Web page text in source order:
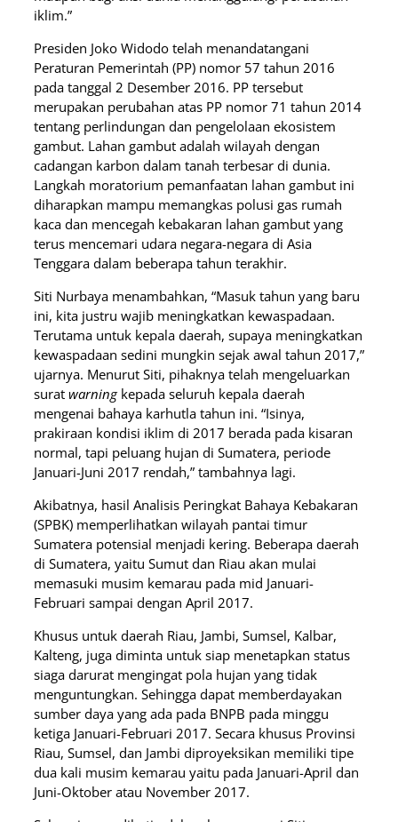
iklim.”
Presiden Joko Widodo telah menandatangani
Peraturan Pemerintah (PP) nomor 57 tahun 2016
pada tanggal 2 Desember 2016. PP tersebut
merupakan perubahan atas PP nomor 71 tahun 2014
tentang perlindungan dan pengelolaan ekosistem
gambut. Lahan gambut adalah wilayah dengan
cadangan karbon dalam tanah terbesar di dunia.
Langkah moratorium pemanfaatan lahan gambut ini
diharapkan mampu memangkas polusi gas rumah
kaca dan mencegah kebakaran lahan gambut yang
terus mencemari udara negara-negara di Asia
Tenggara dalam beberapa tahun terakhir.
Siti Nurbaya menambahkan, “Masuk tahun yang baru
ini, kita justru wajib meningkatkan kewaspadaan.
Terutama untuk kepala daerah, supaya meningkatkan
kewaspadaan sedini mungkin sejak awal tahun 2017,”
ujarnya. Menurut Siti, pihaknya telah mengeluarkan
surat warningkepada seluruh kepala daerah
mengenai bahaya karhutla tahun ini. “Isinya,
prakiraan kondisi iklim di 2017 berada pada kisaran
normal, tapi peluang hujan di Sumatera, periode
Januari-Juni 2017 rendah,” tambahnya lagi.
Akibatnya, hasil Analisis Peringkat Bahaya Kebakaran
(SPBK) memperlihatkan wilayah pantai timur
Sumatera potensial menjadi kering. Beberapa daerah
di Sumatera, yaitu Sumut dan Riau akan mulai
memasuki musim kemarau pada mid Januari-
Februari sampai dengan April 2017.
Khusus untuk daerah Riau, Jambi, Sumsel, Kalbar,
Kalteng, juga diminta untuk siap menetapkan status
siaga darurat mengingat pola hujan yang tidak
menguntungkan. Sehingga dapat memberdayakan
sumber daya yang ada pada BNPB pada minggu
ketiga Januari-Februari 2017. Secara khusus Provinsi
Riau, Sumsel, dan Jambi diproyeksikan memiliki tipe
dua kali musim kemarau yaitu pada Januari-April dan
Juni-Oktober atau November 2017.